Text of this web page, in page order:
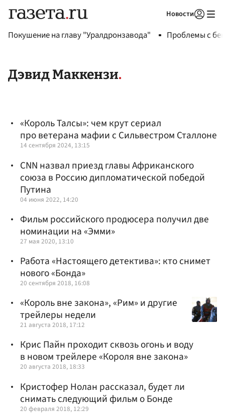
Новости
Покушение на главу "Уралдронзавода" Проблемы с
Дэвид Маккензи
«Король Талсы»: чем крут сериал
про ветерана мафии с Сильвестром Сталлоне
14 сентября 2024, 13:15
CNN назвал приезд главы Африканского
союза в Россию дипломатической победой
Путина
04 июня 2022, 14:20
Фильм российского продюсера получил две
номинации на «Эмми»
27 мая 2020, 13:10
Работа «Настоящего детектива»: кто снимет
нового «Бонда»
20 сентября 2018, 16:08
«Король вне закона», «Рим» и другие
трейлеры недели
21 августа 2018, 17:12
Крис Пайн проходит сквозь огонь и воду
в новом трейлере «Короля вне закона»
20 августа 2018, 18:33
Кристофер Нолан рассказал, будет ли
снимать следующий фильм о Бонде
20 февраля 2018, 12:29